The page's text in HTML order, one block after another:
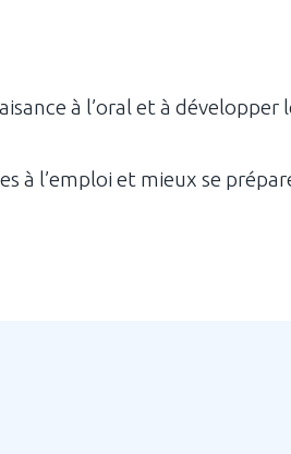
à l’oral et à
à l’emploi et mieux se